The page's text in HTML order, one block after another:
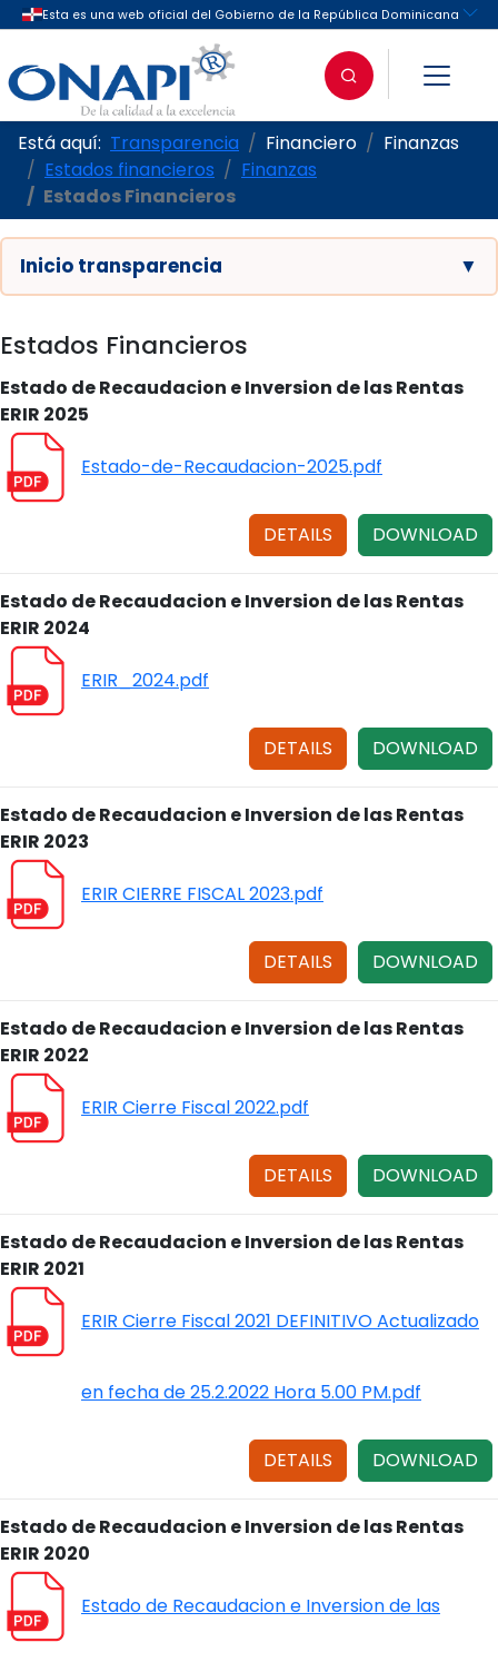
Está aquí: Transparencia Financiero
Finanzas
Estados financieros
Finanzas
Estados Financieros
Inicio transparencia ▼
Estados Financieros
Estado de Recaudacion e Inversion de las Rentas
ERIR 2025
Estado-de-Recaudacion-2025.pdf
DOWNLOAD
DETAILS
Estado de Recaudacion e Inversion de las Rentas
ERIR 2024
ERIR_2024.pdf
DOWNLOAD
DETAILS
Estado de Recaudacion e Inversion de las Rentas
ERIR 2023
ERIR CIERRE FISCAL 2023.pdf
DOWNLOAD
DETAILS
Estado de Recaudacion e Inversion de las Rentas
ERIR 2022
ERIR Cierre Fiscal 2022.pdf
DOWNLOAD
DETAILS
Estado de Recaudacion e Inversion de las Rentas
ERIR 2021
ERIR Cierre Fiscal 2021 DEFINITIVO Actualizado
en fecha de 25.2.2022 Hora 5.00 PM.pdf
DOWNLOAD
DETAILS
Estado de Recaudacion e Inversion de las Rentas
ERIR 2020
Estado de Recaudacion e Inversion de las